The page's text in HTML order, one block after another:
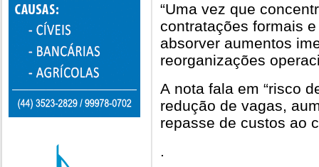
“Uma vez que
contratações formais
absorver aumentos
reorganizações
A nota fala em “risco
redução de vagas,
repasse de custos ao
.